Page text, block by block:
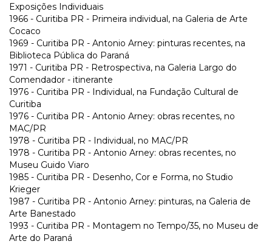
Exposições Individuais
1966 - Curitiba PR - Primeira individual, na Galeria de Arte
Cocaco
1969 - Curitiba PR - Antonio Arney: pinturas recentes, na
Biblioteca Pública do Paraná
1971 - Curitiba PR - Retrospectiva, na Galeria Largo do
Comendador - itinerante
1976 - Curitiba PR - Individual, na Fundação Cultural de
Curitiba
1976 - Curitiba PR - Antonio Arney: obras recentes, no
MAC/PR
1978 - Curitiba PR - Individual, no MAC/PR
1978 - Curitiba PR - Antonio Arney: obras recentes, no
Museu Guido Viaro
1985 - Curitiba PR - Desenho, Cor e Forma, no Studio
Krieger
1987 - Curitiba PR - Antonio Arney: pinturas, na Galeria de
Arte Banestado
1993 - Curitiba PR - Montagem no Tempo/35, no Museu de
Arte do Paraná